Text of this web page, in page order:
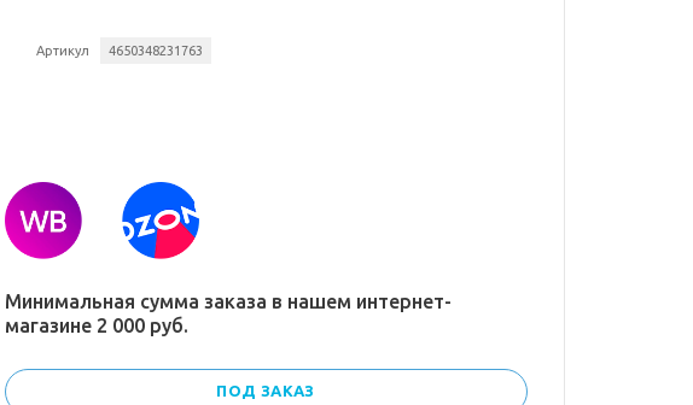
Артикул 4650348231763
Минимальная сумма заказа в нашем интернет-
магазине 2 000 руб.
ПОД ЗАКАЗ